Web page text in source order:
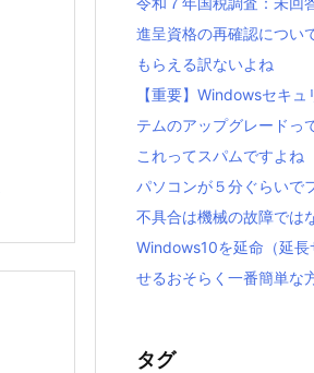
進呈資格の再確認につい
もらえる訳ないよね
【重要】Windowsセキュ
テムのアップグレードっ
これってスパムですよね
パソコンが５分ぐらいで
不具合は機械の故障では
Windows10を延命（延長
せるおそらく一番簡単な
タグ